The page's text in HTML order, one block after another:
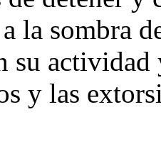
la sombra
su actividad
y las